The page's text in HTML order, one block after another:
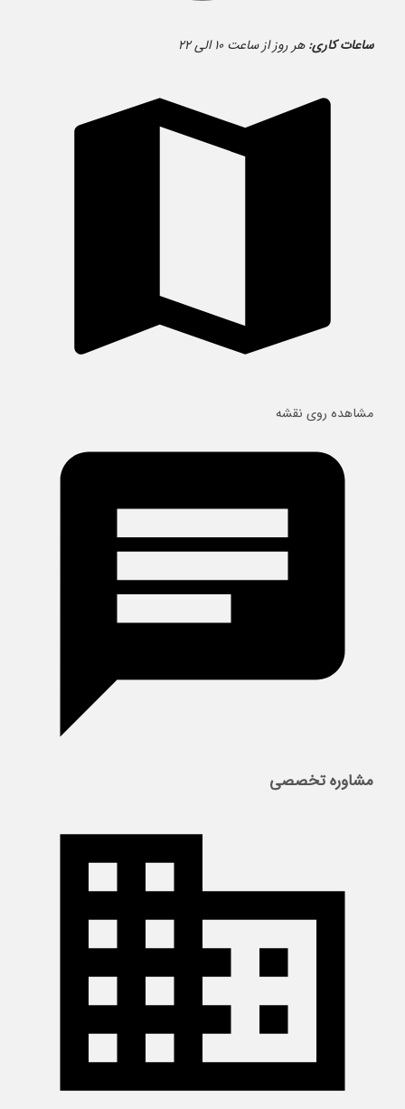
ساعات کاری: هر روز از ساعت ۱۰ الی ۲۲
مشاهده روی نقشه
مشاوره تخصصی